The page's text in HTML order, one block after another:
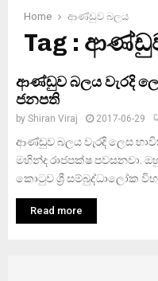
Home ආණ්ඩුව බලය
Tag :
ආණ්ඩුව බලය වැරදි
ජනපති
by Shiran Viraj 2017-06-29
ආණ්ඩුව බලය වැරදි ලෙස
මහින්ද රාජපක්ෂ පවසනවා.
කොටුව ශ්‍රී සම්බුද්ධාලෝක
Read more